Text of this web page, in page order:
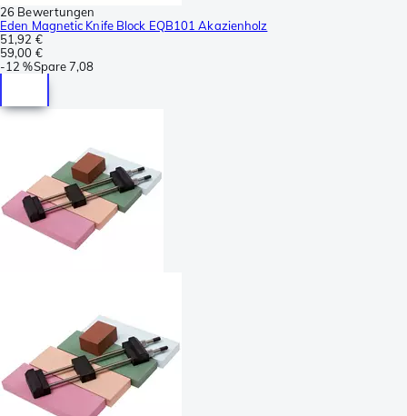
26 Bewertungen
Eden Magnetic Knife Block EQB101 Akazienholz
51,92 €
59,00 €
-12 %Spare7,08